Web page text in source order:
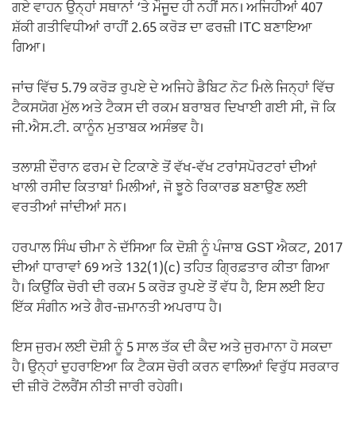
ਗਏ ਵਾਹਨ ਉਨ੍ਹਾਂ ਸਥਾਨਾਂ ‘ਤੇ ਮੌਜੂਦ ਹੀ ਨਹੀਂ ਸਨ। ਅਜਿਹੀਆਂ 407
ਸ਼ੱਕੀ ਗਤੀਵਿਧੀਆਂ ਰਾਹੀਂ 2.65 ਕਰੋੜ ਦਾ ਫਰਜ਼ੀ ITC ਬਣਾਇਆ
ਗਿਆ।
ਜਾਂਚ ਵਿੱਚ 5.79 ਕਰੋੜ ਰੁਪਏ ਦੇ ਅਜਿਹੇ ਡੈਬਿਟ ਨੋਟ ਮਿਲੇ ਜਿਨ੍ਹਾਂ ਵਿੱਚ
ਟੈਕਸਯੋਗ ਮੁੱਲ ਅਤੇ ਟੈਕਸ ਦੀ ਰਕਮ ਬਰਾਬਰ ਦਿਖਾਈ ਗਈ ਸੀ, ਜੋ ਕਿ
ਜੀ.ਐਸ.ਟੀ. ਕਾਨੂੰਨ ਮੁਤਾਬਕ ਅਸੰਭਵ ਹੈ।
ਤਲਾਸ਼ੀ ਦੌਰਾਨ ਫਰਮ ਦੇ ਟਿਕਾਣੇ ਤੋਂ ਵੱਖ-ਵੱਖ ਟਰਾਂਸਪੋਰਟਰਾਂ ਦੀਆਂ
ਖਾਲੀ ਰਸੀਦ ਕਿਤਾਬਾਂ ਮਿਲੀਆਂ, ਜੋ ਝੂਠੇ ਰਿਕਾਰਡ ਬਣਾਉਣ ਲਈ
ਵਰਤੀਆਂ ਜਾਂਦੀਆਂ ਸਨ।
ਹਰਪਾਲ ਸਿੰਘ ਚੀਮਾ ਨੇ ਦੱਸਿਆ ਕਿ ਦੋਸ਼ੀ ਨੂੰ ਪੰਜਾਬ GST ਐਕਟ, 2017
ਦੀਆਂ ਧਾਰਾਵਾਂ 69 ਅਤੇ 132(1)(c) ਤਹਿਤ ਗ੍ਰਿਫ਼ਤਾਰ ਕੀਤਾ ਗਿਆ
ਹੈ। ਕਿਉਂਕਿ ਚੋਰੀ ਦੀ ਰਕਮ 5 ਕਰੋੜ ਰੁਪਏ ਤੋਂ ਵੱਧ ਹੈ, ਇਸ ਲਈ ਇਹ
ਇੱਕ ਸੰਗੀਨ ਅਤੇ ਗੈਰ-ਜ਼ਮਾਨਤੀ ਅਪਰਾਧ ਹੈ।
ਇਸ ਜੁਰਮ ਲਈ ਦੋਸ਼ੀ ਨੂੰ 5 ਸਾਲ ਤੱਕ ਦੀ ਕੈਦ ਅਤੇ ਜੁਰਮਾਨਾ ਹੋ ਸਕਦਾ
ਹੈ। ਉਨ੍ਹਾਂ ਦੁਹਰਾਇਆ ਕਿ ਟੈਕਸ ਚੋਰੀ ਕਰਨ ਵਾਲਿਆਂ ਵਿਰੁੱਧ ਸਰਕਾਰ
ਦੀ ਜ਼ੀਰੋ ਟੋਲਰੈਂਸ ਨੀਤੀ ਜਾਰੀ ਰਹੇਗੀ।